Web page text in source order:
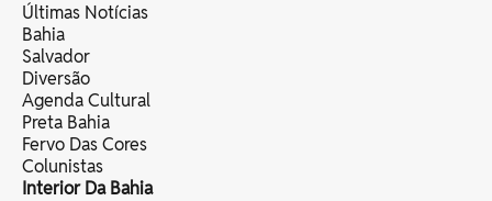
Últimas Notícias
Bahia
Salvador
Diversão
Agenda Cultural
Preta Bahia
Fervo Das Cores
Colunistas
Interior Da Bahia